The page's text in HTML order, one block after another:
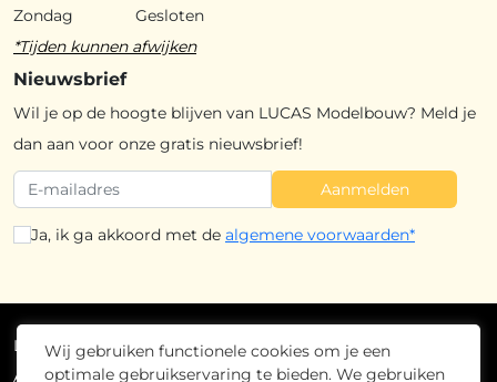
Wij gebruiken functionele cookies om je een
optimale gebruikservaring te bieden. We gebruiken
Zondag
Gesloten
*Tijden kunnen afwijken
Nieuwsbrief
Wil je op de hoogte blijven van LUCAS Modelbouw? Meld je
dan aan voor onze gratis nieuwsbrief!
Aanmelden
Ja, ik ga akkoord met de algemene voorwaarden*
Lucas Modelbouw 2026 - Alle rechten voorbehouden
Algemene voorwaarden